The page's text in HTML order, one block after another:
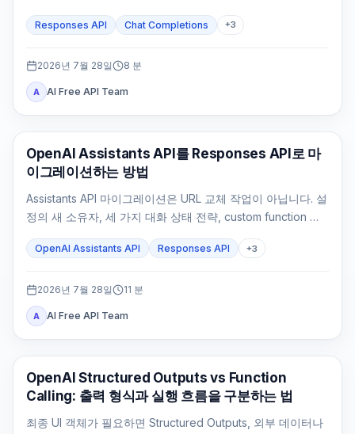
Responses API Chat Completions +3
2026년 7월 28일 8 분
A AI Free API Team
API 가이드
OpenAI Assistants API를 Responses API로 마
이그레이션하는 방법
Assistants API 마이그레이션은 URL 교체 작업이 아닙니다. 설
정의 새 소유자, 세 가지 대화 상태 전략, custom function 실
행 루프, File Search, 기존 Thread 처리와 rollback 기준을
먼저 정해야 합니다.
OpenAI Assistants API Responses API +3
2026년 7월 28일 11 분
A AI Free API Team
OpenAI API
OpenAI Structured Outputs vs Function
Calling: 출력 형식과 실행 흐름을 구분하는 법
최종 UI 객체가 필요하면 Structured Outputs, 외부 데이터나